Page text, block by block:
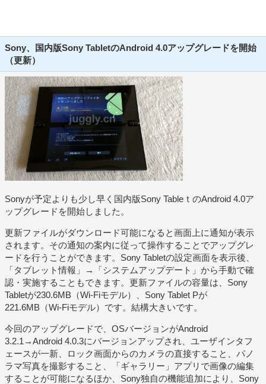
Sony、国内版Sony TabletのAndroid 4.0アップグレードを開始
（更新）
Sonyが予定よりも少し早く国内版Sony TableｔのAndroid 4.0ア
ップグレードを開始しました。
更新ファイルがダウンロード可能になると画面上に通知が表示
されます。その通知の案内に従って操作することでアップグレ
ードを行うことができます。Sony Tabletの設定画面を表示後、
「タブレット情報」→「システムアップデート」から手動で確
認・実施することもできます。更新ファイルの容量は、Sony
Tabletが230.6MB（Wi-Fiモデル）、Sony Tablet Pが
221.6MB（Wi-Fiモデル）です。結構大きいです。
今回のアップグレードで、OSバージョンがAndroid
3.2.1→Android 4.0.3にバージョンアップされ、ユーザインタフ
ェースが一新、ロック画面からのカメラの直接すること、パノ
ラマ写真を撮影すること、「ギャラリー」アプリで画像の編集
することが可能になるほか、Sony独自の機能追加により、Sony